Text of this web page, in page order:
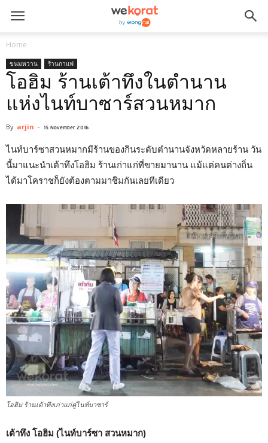
Home
ขนมหวาน ร้านกาแฟ
โอฮิม ร้านเต้าทึงในตำนาน
แห่งไนท์บาซาร์สวนหมาก
By arjin - 15 November 2016
ไนท์บาร์ซาสวนหมากมีร้านของกินระดับตำนานจังหวัดหลายร้าน วัน
นี้มาแนะนำเต้าทึงโอฮิม ร้านเก่าแก่ที่ขายมานาน แม้แต่คนต่างถิ่น
ได้มาโคราชก็ยังต้องตามมาชิมกันเลยทีเดียว
โอฮิม ร้านเต้าทึงเก่าแก่คู่ไนท์บาซาร์
เต้าทึง โอฮิม (ไนท์บาร์ซา สวนหมาก)